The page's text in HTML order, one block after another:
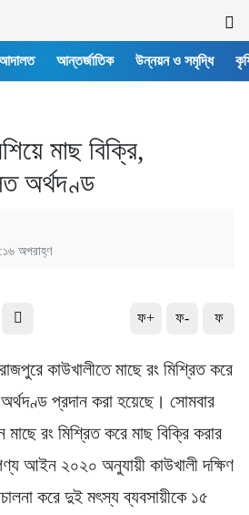
আন্তর্জাতিক উন্নয়ন ও সমৃদ্ধি
মাছ বিক্রি,
অর্থদণ্ড
অপরাহ্ণ
ফ+ ফ- ফ
কাউখালীতে মাছে রং মিশ্রিত করে
প্রদান করা হয়েছে। সোমবার
মাছে রং মিশ্রিত করে মাছ বিক্রি করার
আইন ২০২০ অনুযায়ী কাউখালী দক্ষিণ
করে দুই মৎস্য ব্যবসায়ীকে ১৫